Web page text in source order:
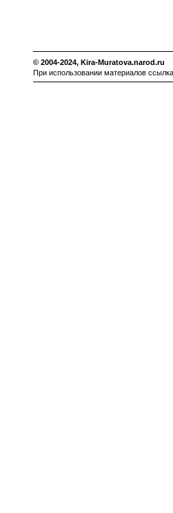
© 2004-2024, Kira-Muratova.narod.ru
При использовании материалов